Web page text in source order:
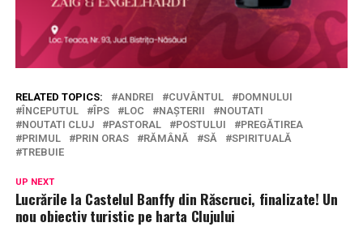
RELATED TOPICS: ANDREI CUVÂNTUL
DOMNULUI
ÎNCEPUTUL
ÎPS LOC NAȘTERII
NOUTATI
NOUTATI CLUJ
PASTORAL POSTULUI
PREGĂTIREA
PRIMUL
PRIN ORAS RĂMÂNĂ SĂ
SPIRITUALĂ
TREBUIE
UP NEXT
Lucrările la Castelul Banffy din Răscruci, finalizate! Un
nou obiectiv turistic pe harta Clujului